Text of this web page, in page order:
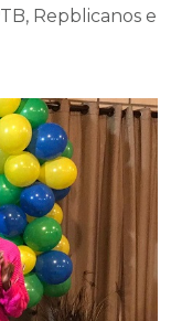
Repblicanos e